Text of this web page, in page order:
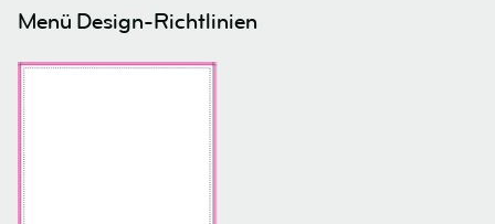
Menü Design-Richtlinien